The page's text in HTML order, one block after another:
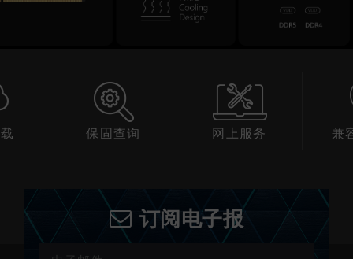
保固查询 网上服务 兼
订阅电子报